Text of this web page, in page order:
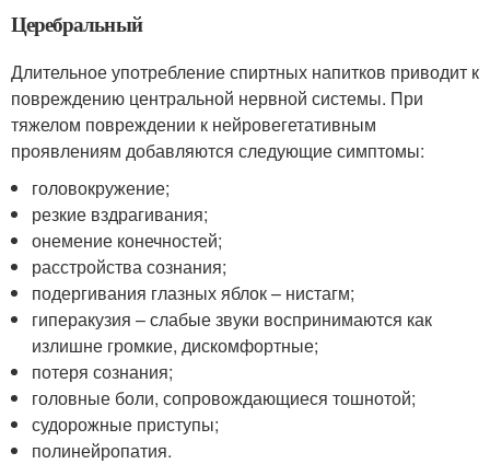
Церебральный
Длительное употребление спиртных напитков приводит к
повреждению центральной нервной системы. При
тяжелом повреждении к нейровегетативным
проявлениям добавляются следующие симптомы:
головокружение;
резкие вздрагивания;
онемение конечностей;
расстройства сознания;
подергивания глазных яблок – нистагм;
гиперакузия – слабые звуки воспринимаются как
излишне громкие, дискомфортные;
потеря сознания;
головные боли, сопровождающиеся тошнотой;
судорожные приступы;
полинейропатия.